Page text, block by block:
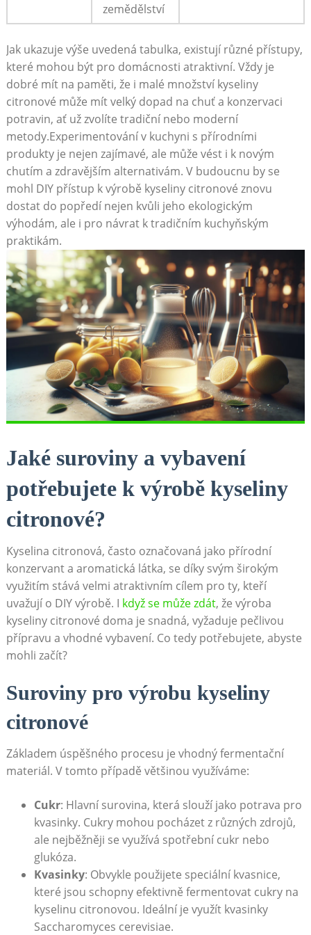
zemědělství
Jak ukazuje výše uvedená tabulka, existují různé přístupy,
které mohou být pro domácnosti atraktivní. Vždy je
dobré mít na paměti, že i malé množství kyseliny
citronové může mít velký dopad na chuť a konzervaci
potravin, ať už zvolíte tradiční nebo moderní
metody.Experimentování v kuchyni s přírodními
produkty je nejen zajímavé, ale může vést i k novým
chutím a zdravějším alternativám. V budoucnu by se
mohl DIY přístup k výrobě kyseliny citronové znovu
dostat do popředí nejen kvůli jeho ekologickým
výhodám, ale i pro návrat k tradičním kuchyňským
praktikám.
Jaké suroviny a vybavení
potřebujete k výrobě kyseliny
citronové?
Kyselina citronová, často označovaná jako přírodní
konzervant a aromatická látka, se díky svým širokým
využitím stává velmi atraktivním cílem pro ty, kteří
uvažují o DIY výrobě. I když se může zdát, že výroba
kyseliny citronové doma je snadná, vyžaduje pečlivou
přípravu a vhodné vybavení. Co tedy potřebujete, abyste
mohli začít?
Suroviny pro výrobu kyseliny
citronové
Základem úspěšného procesu je vhodný fermentační
materiál. V tomto případě většinou využíváme:
Cukr: Hlavní surovina, která slouží jako potrava pro
kvasinky. Cukry mohou pocházet z různých zdrojů,
ale nejběžněji se využívá spotřební cukr nebo
glukóza.
Kvasinky: Obvykle použijete speciální kvasnice,
které jsou schopny efektivně fermentovat cukry na
kyselinu citronovou. Ideální je využít kvasinky
Saccharomyces cerevisiae.